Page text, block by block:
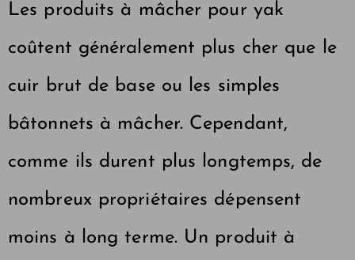
Les produits à mâcher pour yak
coûtent généralement plus cher que le
cuir brut de base ou les simples
bâtonnets à mâcher. Cependant,
comme ils durent plus longtemps, de
nombreux propriétaires dépensent
moins à long terme. Un produit à